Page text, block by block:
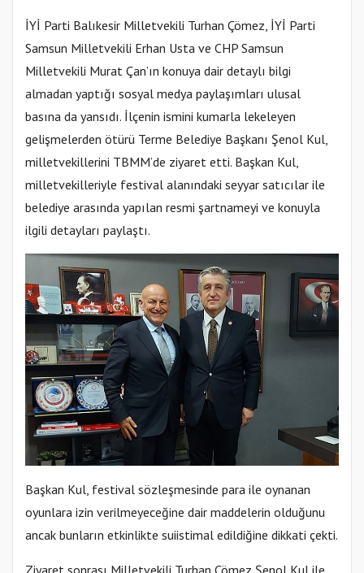
İYİ Parti Balıkesir Milletvekili Turhan Çömez, İYİ Parti
Samsun Milletvekili Erhan Usta ve CHP Samsun
Milletvekili Murat Çan’ın konuya dair detaylı bilgi
almadan yaptığı sosyal medya paylaşımları ulusal
basına da yansıdı. İlçenin ismini kumarla lekeleyen
gelişmelerden ötürü Terme Belediye Başkanı Şenol Kul,
milletvekillerini TBMM’de ziyaret etti. Başkan Kul,
milletvekilleriyle festival alanındaki seyyar satıcılar ile
belediye arasında yapılan resmi şartnameyi ve konuyla
ilgili detayları paylaştı.
Başkan Kul, festival sözleşmesinde para ile oynanan
oyunlara izin verilmeyeceğine dair maddelerin olduğunu
ancak bunların etkinlikte suiistimal edildiğine dikkati çekti.